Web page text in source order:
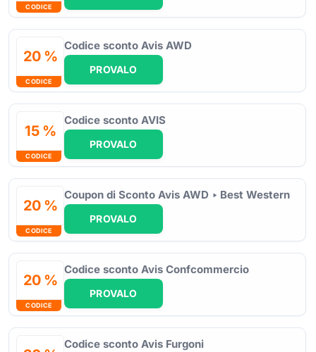
CODICE
20 %
CODICE
Codice sconto Avis AWD
PROVALO
15 %
CODICE
Codice sconto AVIS
PROVALO
20 %
CODICE
Coupon di Sconto Avis AWD ‣ Best Western
PROVALO
20 %
CODICE
Codice sconto Avis Confcommercio
PROVALO
Codice sconto Avis Furgoni